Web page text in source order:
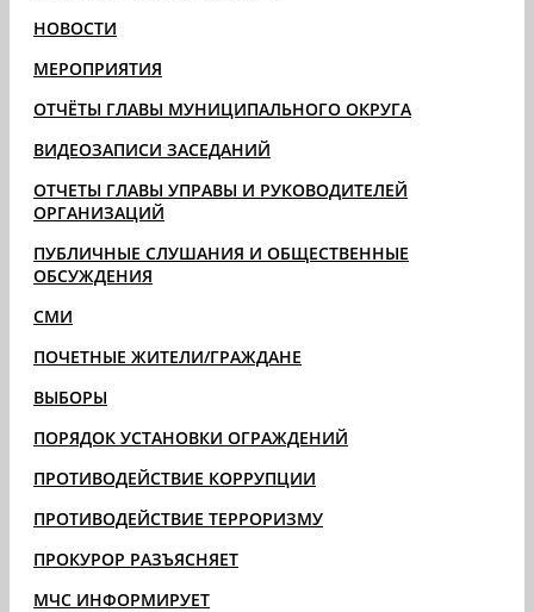
НОВОСТИ
МЕРОПРИЯТИЯ
ОТЧЁТЫ ГЛАВЫ МУНИЦИПАЛЬНОГО ОКРУГА
ВИДЕОЗАПИСИ ЗАСЕДАНИЙ
ОТЧЕТЫ ГЛАВЫ УПРАВЫ И РУКОВОДИТЕЛЕЙ
ОРГАНИЗАЦИЙ
ПУБЛИЧНЫЕ СЛУШАНИЯ И ОБЩЕСТВЕННЫЕ
ОБСУЖДЕНИЯ
СМИ
ПОЧЕТНЫЕ ЖИТЕЛИ/ГРАЖДАНЕ
ВЫБОРЫ
ПОРЯДОК УСТАНОВКИ ОГРАЖДЕНИЙ
ПРОТИВОДЕЙСТВИЕ КОРРУПЦИИ
ПРОТИВОДЕЙСТВИЕ ТЕРРОРИЗМУ
ПРОКУРОР РАЗЪЯСНЯЕТ
МЧС ИНФОРМИРУЕТ